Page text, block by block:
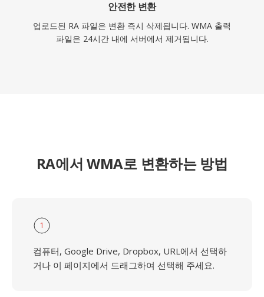
안전한 변환
업로드된 RA 파일은 변환 즉시 삭제됩니다. WMA 출력
파일은 24시간 내에 서버에서 제거됩니다.
RA에서 WMA로 변환하는 방법
1
컴퓨터, Google Drive, Dropbox, URL에서 선택하
거나 이 페이지에서 드래그하여 선택해 주세요.